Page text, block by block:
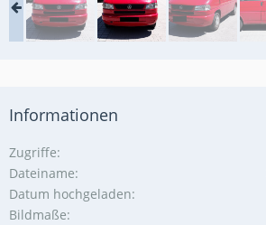
Informationen
Zugriffe
Dateiname
Datum hochgeladen
Bildmaße